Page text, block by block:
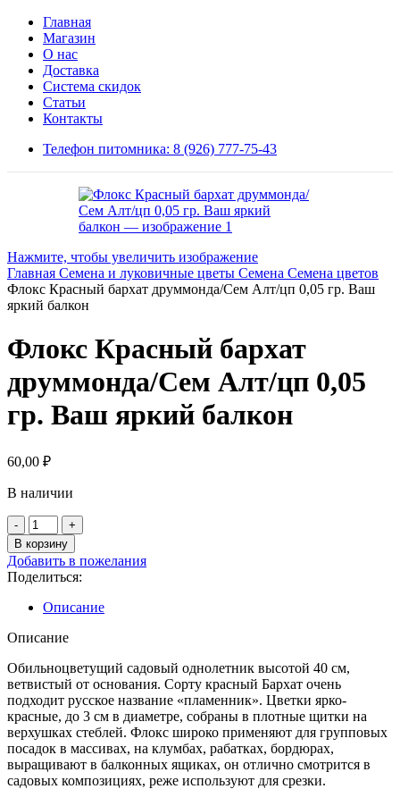
Главная
Магазин
О нас
Доставка
Система скидок
Статьи
Контакты
Телефон питомника: 8 (926) 777-75-43
Нажмите, чтобы увеличить изображение
Главная Семена и луковичные цветы Семена Семена цветов
Флокс Красный бархат друммонда/Сем Алт/цп 0,05 гр. Ваш
яркий балкон
Флокс Красный бархат
друммонда/Сем Алт/цп 0,05
гр. Ваш яркий балкон
60,00 ₽
В наличии
Количество
товара
Флокс
Красный
бархат
друммонда/
Сем
Алт/
0,05
гр.
Ваш
яркий
балкон
В корзину
Добавить в пожелания
Поделиться:
Описание
Описание
Обильноцветущий садовый однолетник высотой 40 см,
ветвистый от основания. Сорту красный Бархат очень
подходит русское название «пламенник». Цветки ярко-
красные, до 3 см в диаметре, собраны в плотные щитки на
верхушках стеблей. Флокс широко применяют для групповых
посадок в массивах, на клумбах, рабатках, бордюрах,
выращивают в балконных ящиках, он отлично смотрится в
садовых композициях, реже используют для срезки.